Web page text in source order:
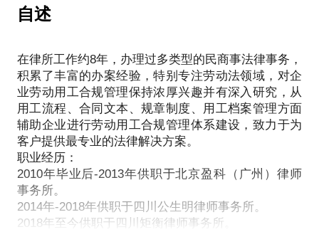
我拟分享的内容包括：
如何规范企业用工流程。如员工招录如何进行、劳动
如何规范企业用工文本。如劳动合同、竞业禁止协
议、解除通知书等如何设定。
如何规范规章制度。就规章制度制定程序的合法性、
自述
在律所工作约8年，办理过多类型的民商事法律事务，
积累了丰富的办案经验，特别专注劳动法领域，对企
业劳动用工合规管理保持浓厚兴趣并有深入研究，从
用工流程、合同文本、规章制度、用工档案管理方面
辅助企业进行劳动用工合规管理体系建设，致力于为
客户提供最专业的法律解决方案。
职业经历：
2010年毕业后-2013年供职于北京盈科（广州）律师
事务所。
2014年-2018年供职于四川公生明律师事务所。